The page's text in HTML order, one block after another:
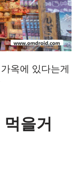
옥에 있다는게
을거